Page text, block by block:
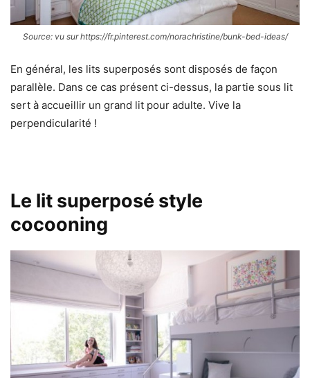
Source: vu sur https://fr.pinterest.com/norachristine/bunk-bed-ideas/
En général, les lits superposés sont disposés de façon
parallèle. Dans ce cas présent ci-dessus, la partie sous lit
sert à accueillir un grand lit pour adulte. Vive la
perpendicularité !
Le lit superposé style
cocooning